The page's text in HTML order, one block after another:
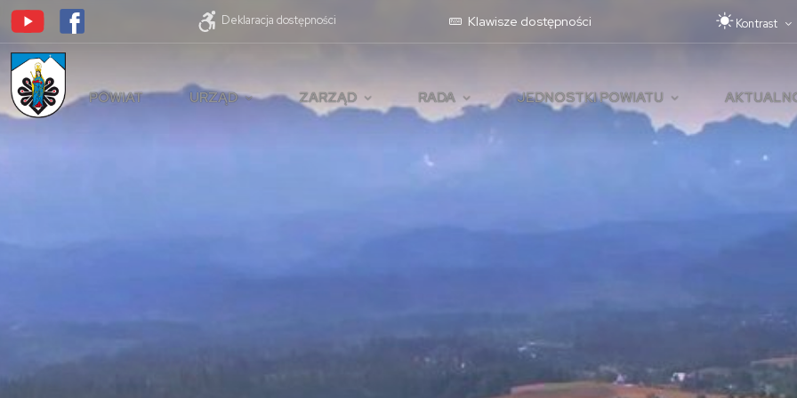
Deklaracja dostępności Klawisze dostępności Kontrast
POWIAT URZĄD ZARZĄD RADA JEDNOSTKI POWIATU